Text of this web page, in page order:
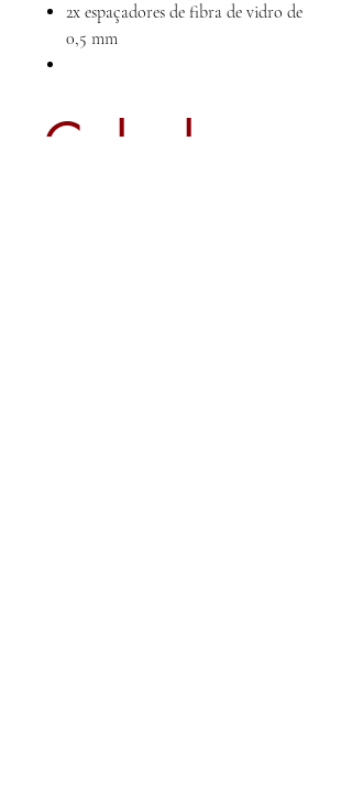
2x espaçadores de fibra de vidro de
0,5 mm
Calcule